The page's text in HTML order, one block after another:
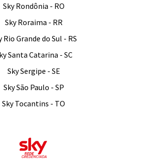
Sky Rondônia - RO
Sky Roraima - RR
Sky Rio Grande do Sul - RS
Sky Santa Catarina - SC
Sky Sergipe - SE
Sky São Paulo - SP
Sky Tocantins - TO